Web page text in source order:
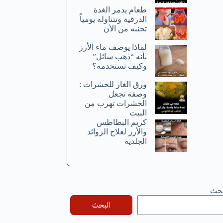
طعام يدمر الغدة
الدرقية وتتناوله يومياً
تجنبه من الأن
لماذا يوصف ماء الأرز
بأنه “ذهب سائل”
وكيف تستخدمه؟
ورق الغار للحشرات :
وصفة تجعل
الحشرات تهرب من
البيت
كريم البطاطس
والأرز لعلاج الزوائد
الجلدية
البحث